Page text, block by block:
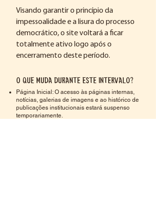
Visando garantir o princípio da
impessoalidade e a lisura do processo
democrático, o site voltará a ficar
totalmente ativo logo após o
encerramento deste período.
O que muda durante este intervalo?
Página Inicial: O acesso às páginas internas,
notícias, galerias de imagens e ao histórico de
publicações institucionais estará suspenso
temporariamente.